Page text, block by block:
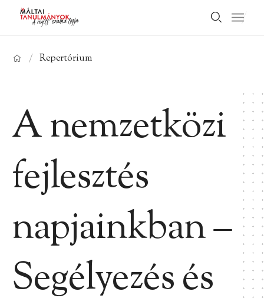
/ Repertórium
A nemzetközi
fejlesztés
napjainkban –
Segélyezés és